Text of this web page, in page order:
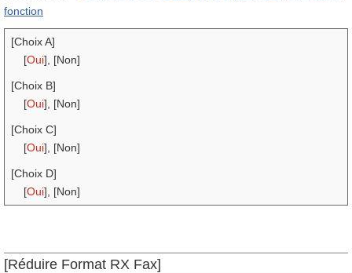
fonction
[Choix A]
[Oui], [Non]
[Choix B]
[Oui], [Non]
[Choix C]
[Oui], [Non]
[Choix D]
[Oui], [Non]
[Réduire Format RX Fax]